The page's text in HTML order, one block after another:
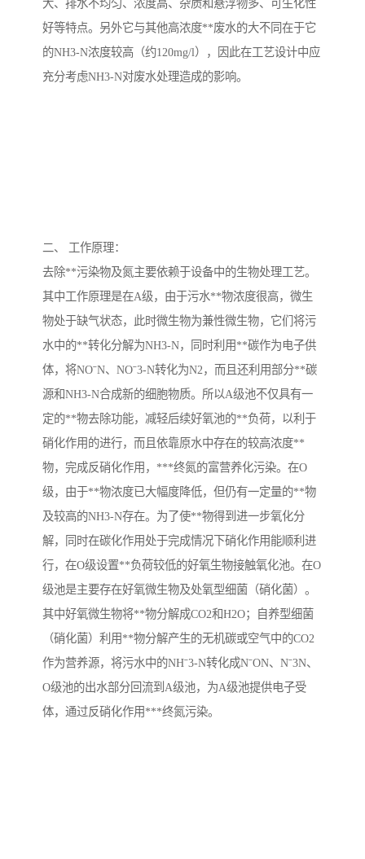
大、排水不均匀、浓度高、杂质和悬浮物多、可生化性
好等特点。另外它与其他高浓度**废水的大不同在于它
的NH3-N浓度较高（约120mg/l），因此在工艺设计中应
充分考虑NH3-N对废水处理造成的影响。
二、 工作原理：
去除**污染物及氮主要依赖于设备中的生物处理工艺。
其中工作原理是在A级，由于污水**物浓度很高，微生
物处于缺气状态，此时微生物为兼性微生物，它们将污
水中的**转化分解为NH3-N，同时利用**碳作为电子供
体，将NOˉN、NOˉ3-N转化为N2，而且还利用部分**碳
源和NH3-N合成新的细胞物质。所以A级池不仅具有一
定的**物去除功能，减轻后续好氧池的**负荷，以利于
硝化作用的进行，而且依靠原水中存在的较高浓度**
物，完成反硝化作用，***终氮的富营养化污染。在O
级，由于**物浓度已大幅度降低，但仍有一定量的**物
及较高的NH3-N存在。为了使**物得到进一步氧化分
解，同时在碳化作用处于完成情况下硝化作用能顺利进
行，在O级设置**负荷较低的好氧生物接触氧化池。在O
级池是主要存在好氧微生物及处氧型细菌（硝化菌）。
其中好氧微生物将**物分解成CO2和H2O；自养型细菌
（硝化菌）利用**物分解产生的无机碳或空气中的CO2
作为营养源，将污水中的NHˉ3-N转化成NˉON、Nˉ3N、
O级池的出水部分回流到A级池，为A级池提供电子受
体，通过反硝化作用***终氮污染。
备
汽车污水处理设备 你猜生活污水处理设备
农村生活污水处理设备 玻璃钢污水处理设备
豆制品污水